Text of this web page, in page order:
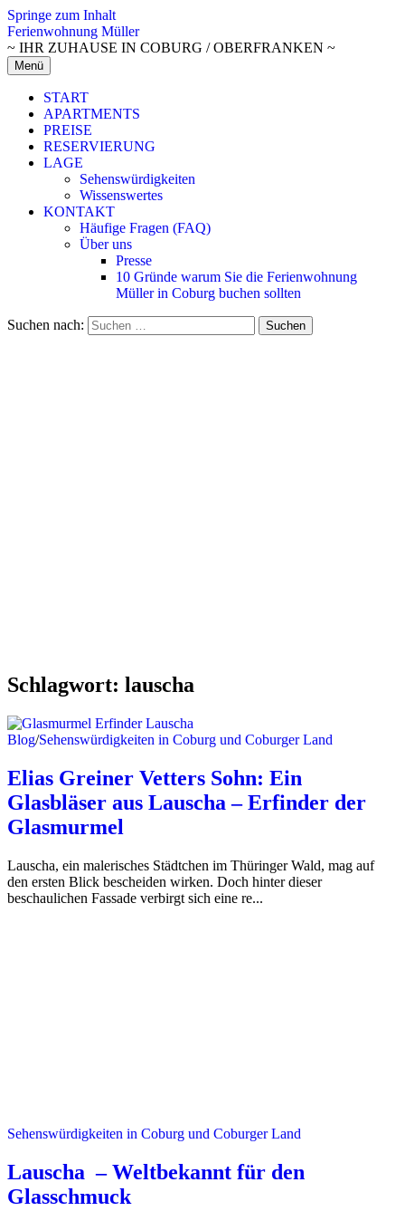
Springe zum Inhalt
Ferienwohnung Müller
~ IHR ZUHAUSE IN COBURG / OBERFRANKEN ~
Menü
START
APARTMENTS
PREISE
RESERVIERUNG
LAGE
Sehenswürdigkeiten
Wissenswertes
KONTAKT
Häufige Fragen (FAQ)
Über uns
Presse
10 Gründe warum Sie die Ferienwohnung
Müller in Coburg buchen sollten
Suchen nach:
Schlagwort: lauscha
Blog/Sehenswürdigkeiten in Coburg und Coburger Land
Elias Greiner Vetters Sohn: Ein
Glasbläser aus Lauscha – Erfinder der
Glasmurmel
Lauscha, ein malerisches Städtchen im Thüringer Wald, mag auf
den ersten Blick bescheiden wirken. Doch hinter dieser
beschaulichen Fassade verbirgt sich eine re...
Sehenswürdigkeiten in Coburg und Coburger Land
Lauscha – Weltbekannt für den
Glasschmuck